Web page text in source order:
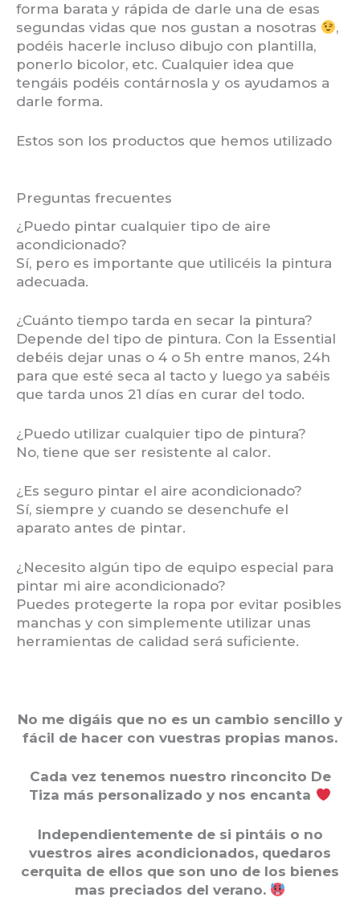
forma barata y rápida de darle una de esas
segundas vidas que nos gustan a nosotras
,
podéis hacerle incluso dibujo con plantilla,
ponerlo bicolor, etc. Cualquier idea que
tengáis podéis contárnosla y os ayudamos a
darle forma.
Estos son los productos que hemos utilizado
Preguntas frecuentes
¿Puedo pintar cualquier tipo de aire
acondicionado?
Sí, pero es importante que utilicéis la pintura
adecuada.
¿Cuánto tiempo tarda en secar la pintura?
Depende del tipo de pintura. Con la Essential
debéis dejar unas o 4 o 5h entre manos, 24h
para que esté seca al tacto y luego ya sabéis
que tarda unos 21 días en curar del todo.
¿Puedo utilizar cualquier tipo de pintura?
No, tiene que ser resistente al calor.
¿Es seguro pintar el aire acondicionado?
Sí, siempre y cuando se desenchufe el
aparato antes de pintar.
¿Necesito algún tipo de equipo especial para
pintar mi aire acondicionado?
Puedes protegerte la ropa por evitar posibles
manchas y con simplemente utilizar unas
herramientas de calidad será suficiente.
No me digáis que no es un cambio sencillo y
fácil de hacer con vuestras propias manos.
Cada vez tenemos nuestro rinconcito De
Tiza más personalizado y nos encanta
Independientemente de si pintáis o no
vuestros aires acondicionados, quedaros
cerquita de ellos que son uno de los bienes
mas preciados del verano.